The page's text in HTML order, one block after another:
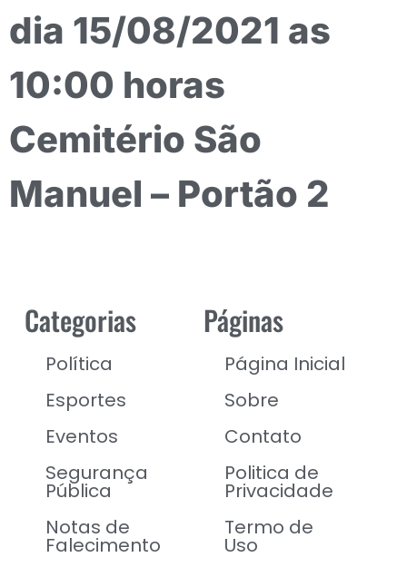
dia 15/08/2021 as
10:00 horas
Cemitério São
Manuel – Portão 2
Categorias
Política
Esportes
Eventos
Segurança
Pública
Notas de
Falecimento
Páginas
Página Inicial
Sobre
Contato
Politica de
Privacidade
Termo de
Uso